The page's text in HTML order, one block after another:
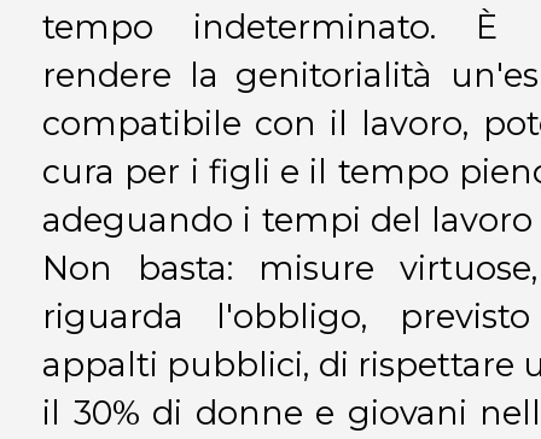
tempo indeterminato. È
rendere la genitorialità
compatibile con il lavoro,
cura per i figli e il tempo
adeguando i tempi del
Non basta: misure
riguarda l'obbligo,
appalti pubblici, di rispettare
il 30% di donne e giovani